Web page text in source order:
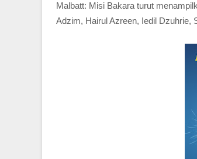
Malbatt: Misi Bakara turut
Adzim, Hairul Azreen, Iedil Dzuhrie,